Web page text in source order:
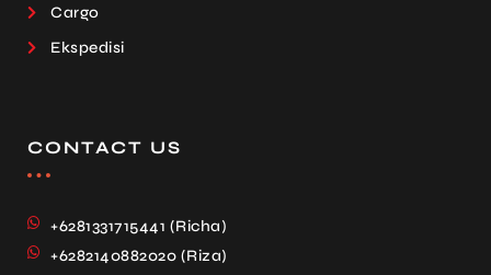
Cargo
Ekspedisi
CONTACT US
+6281331715441 (Richa)
+6282140882020 (Riza)